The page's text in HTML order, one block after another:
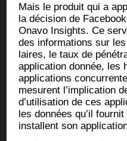
Mais le pro­duit qui a
la déci­sion de
Ona­vo Insights. Ce
des infor­ma­tions sur
laires, le taux de
appli­ca­tion don­née, les
appli­ca­tions
mesurent l’im­pli­ca­tion
d’u­ti­li­sa­tion de ces
les don­nées qu’il
ins­tallent son